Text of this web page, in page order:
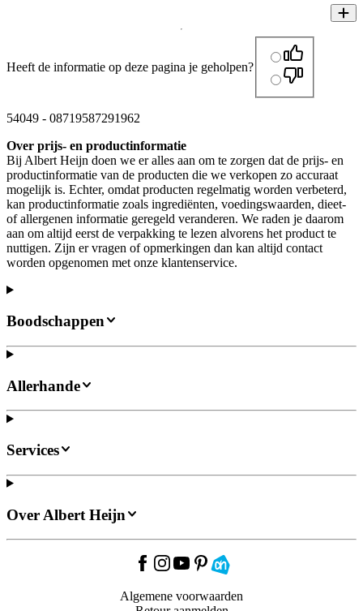
Heeft de informatie op deze pagina je geholpen?
54049 - 08719587291962
Over prijs- en productinformatie
Bij Albert Heijn doen we er alles aan om te zorgen dat de prijs- en
productinformatie van de producten die we verkopen zo accuraat
mogelijk is. Echter, omdat producten regelmatig worden verbeterd,
kan productinformatie zoals ingrediënten, voedingswaarden, dieet-
of allergenen informatie geregeld veranderen. We raden je daarom
aan om altijd eerst de verpakking te lezen alvorens het product te
nuttigen. Zijn er vragen of opmerkingen dan kan altijd contact
worden opgenomen met onze klantenservice.
Boodschappen
Allerhande
Services
Over Albert Heijn
Algemene voorwaarden